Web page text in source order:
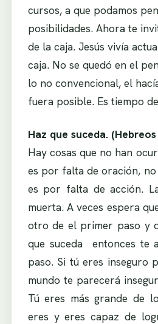
cursos, a que podamos
posibilidades. Ahora te
de la caja. Jesús vivía
caja. No se quedó en el
lo no convencional, el
fuera posible. Es tiempo
Haz que suceda.
Hay cosas que no han
es por falta de oración,
es por falta de acción.
muerta. A veces espera
otro de el primer paso y
que suceda entonces te
paso. Si tú eres inseguro
mundo te parecerá
Tú eres más grande de
eres y eres capaz de